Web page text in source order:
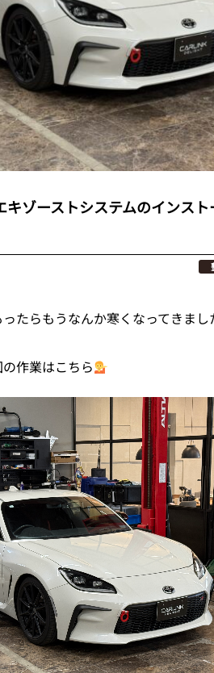
キゾーストシステムのインス
たらもうなんか寒くなってきまし
作業はこちら